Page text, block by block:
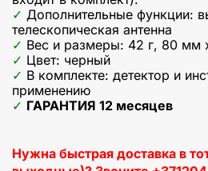
Дополнительные функции:
телескопическая антенна
Вес и размеры: 42 г, 80
Цвет: черный
В комплекте: детектор и
применению
ГАРАНТИЯ 12 месяцев
Нужна быстрая доставка в